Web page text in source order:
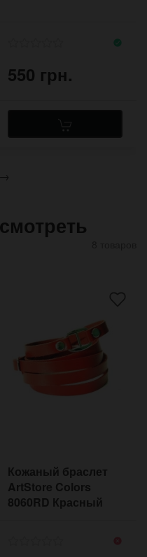
550 грн.
→
Кожаный браслет
ArtStore Colors
8060RD Красный